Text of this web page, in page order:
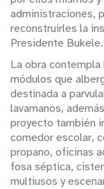
administraciones,
reconstruirles la
Presidente Bukele.
La obra
módulos que
destinada a
lavamanos,
proyecto también
comedor escolar,
propano, oficinas
fosa séptica,
multiusos y